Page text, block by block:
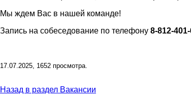
Мы ждем Вас в нашей команде!
Запись на собеседование по телефону 8-812-
17.07.2025, 1652 просмотра.
Назад в раздел Вакансии